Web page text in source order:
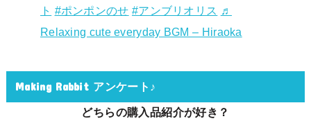
ト #ポンポンのせ #アンブリオリス
♬
Relaxing cute everyday BGM – Hiraoka
Making Rabbit アンケート♪
どちらの購入品紹介が好き？